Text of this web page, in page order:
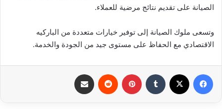
الصيانة على تقديم نتائج مرضية للعملاء.
وتسعى ملوك الصيانة إلى توفير خيارات متعددة من الباركيه
الاقتصادي مع الحفاظ على مستوى جيد من الجودة والخدمة.
فيسبوك بينتيريست